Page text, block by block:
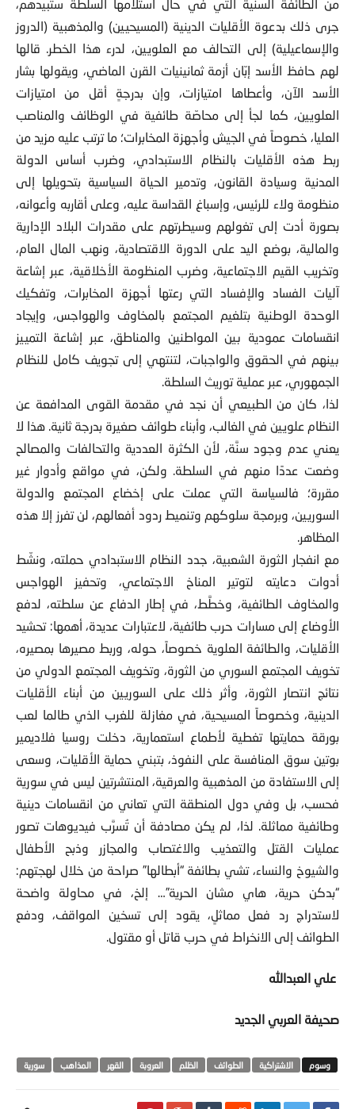
جرى ذلك بدعوة الأقليات الدينية (المسيحيين) والمذهبية (الدروز
والإسماعيلية) إلى التحالف مع العلويين، لدرء هذا الخطر. قالها
لهم حافظ الأسد إبّان أزمة ثمانينيات القرن الماضي، ويقولها بشار
الأسد الآن، وأعطاها امتيازات، وإن بدرجةٍ أقل من امتيازات
العلويين، كما لجأ إلى محاصّة طائفية في الوظائف والمناصب
العليا، خصوصاً في الجيش وأجهزة المخابرات؛ ما ترتب عليه مزيد من
ربط هذه الأقليات بالنظام الاستبدادي، وضرب أساس الدولة
المدنية وسيادة القانون، وتدمير الحياة السياسية بتحويلها إلى
منظومة ولاء للرئيس، وإسباغ القداسة عليه، وعلى أقاربه وأعوانه،
بصورة أدت إلى تغولهم وسيطرتهم على مقدرات البلاد الإدارية
والمالية، بوضع اليد على الدورة الاقتصادية، ونهب المال العام،
وتخريب القيم الاجتماعية، وضرب المنظومة الأخلاقية، عبر إشاعة
آليات الفساد والإفساد التي رعتها أجهزة المخابرات، وتفكيك
الوحدة الوطنية بتلغيم المجتمع بالمخاوف والهواجس، وإيجاد
انقسامات عمودية بين المواطنين والمناطق، عبر إشاعة التمييز
بينهم في الحقوق والواجبات، لتنتهي إلى تجويف كامل للنظام
الجمهوري، عبر عملية توريث السلطة.
لذا، كان من الطبيعي أن نجد في مقدمة القوى المدافعة عن
النظام علويين في الغالب، وأبناء طوائف صغيرة بدرجة ثانية. هذا لا
يعني عدم وجود سنَّة، لأن الكثرة العددية والتحالفات والمصالح
وضعت عددًا منهم في السلطة. ولكن، في مواقع وأدوار غير
مقررة؛ فالسياسة التي عملت على إخضاع المجتمع والدولة
السوريين، وبرمجة سلوكهم وتنميط ردود أفعالهم، لن تفرز إلا هذه
المظاهر.
مع انفجار الثورة الشعبية، جدد النظام الاستبدادي حملته، ونشّط
أدوات دعايته لتوتير المناخ الاجتماعي، وتحفيز الهواجس
والمخاوف الطائفية، وخطَّط، في إطار الدفاع عن سلطته، لدفع
الأوضاع إلى مسارات حرب طائفية، لاعتبارات عديدة، أهمها: تحشيد
الأقليات، والطائفة العلوية خصوصاً، حوله، وربط مصيرها بمصيره،
تخويف المجتمع السوري من الثورة، وتخويف المجتمع الدولي من
نتائج انتصار الثورة، وأثر ذلك على السوريين من أبناء الأقليات
الدينية، وخصوصاً المسيحية، في مغازلة للغرب الذي طالما لعب
بورقة حمايتها تغطية لأطماع استعمارية، دخلت روسيا فلاديمير
بوتين سوق المنافسة على النفوذ، بتبني حماية الأقليات، وسعى
إلى الاستفادة من المذهبية والعرقية، المنتشرتين ليس في سورية
فحسب، بل وفي دول المنطقة التي تعاني من انقسامات دينية
وطائفية مماثلة. لذا، لم يكن مصادفة أن تُسرَّب فيديوهات تصور
عمليات القتل والتعذيب والاغتصاب والمجازر وذبح الأطفال
والشيوخ والنساء، تشي بطائفة “أبطالها” صراحة من خلال لهجتهم:
“بدكن حرية، هاي مشان الحرية”… إلخ، في محاولة واضحة
لاستدراج رد فعل مماثلٍ، يقود إلى تسخين المواقف، ودفع
الطوائف إلى الانخراط في حرب قاتل أو مقتول.